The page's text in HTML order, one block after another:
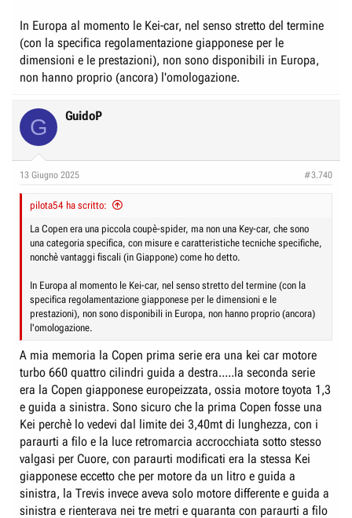
In Europa al momento le Kei-car, nel senso stretto del termine
(con la specifica regolamentazione giapponese per le
dimensioni e le prestazioni), non sono disponibili in Europa,
non hanno proprio (ancora) l'omologazione.
G GuidoP
13 Giugno 2025 #3.740
pilota54 ha scritto:
La Copen era una piccola coupè-spider, ma non una Key-car, che sono
una categoria specifica, con misure e caratteristiche tecniche specifiche,
nonchè vantaggi fiscali (in Giappone) come ho detto.
In Europa al momento le Kei-car, nel senso stretto del termine (con la
specifica regolamentazione giapponese per le dimensioni e le
prestazioni), non sono disponibili in Europa, non hanno proprio (ancora)
l'omologazione.
A mia memoria la Copen prima serie era una kei car motore
turbo 660 quattro cilindri guida a destra.....la seconda serie
era la Copen giapponese europeizzata, ossia motore toyota 1,3
e guida a sinistra. Sono sicuro che la prima Copen fosse una
Kei perchè lo vedevi dal limite dei 3,40mt di lunghezza, con i
paraurti a filo e la luce retromarcia accrocchiata sotto stesso
valgasi per Cuore, con paraurti modificati era la stessa Kei
giapponese eccetto che per motore da un litro e guida a
sinistra, la Trevis invece aveva solo motore differente e guida a
sinistra e rienterava nei tre metri e quaranta con paraurti a filo